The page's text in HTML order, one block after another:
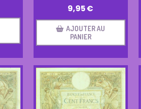
9,95€
AJOUTER AU
PANIER